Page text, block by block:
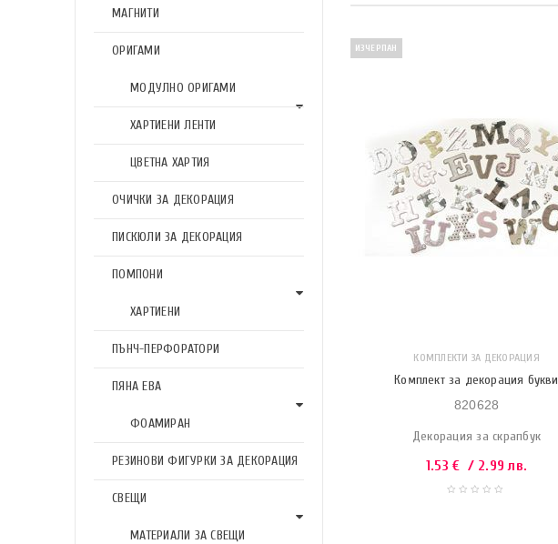
МАГНИТИ
ОРИГАМИ
МОДУЛНО ОРИГАМИ
ХАРТИЕНИ ЛЕНТИ
ЦВЕТНА ХАРТИЯ
ОЧИЧКИ ЗА ДЕКОРАЦИЯ
ПИСКЮЛИ ЗА ДЕКОРАЦИЯ
ПОМПОНИ
ХАРТИЕНИ
ПЪНЧ-ПЕРФОРАТОРИ
ПЯНА ЕВА
ФОАМИРАН
РЕЗИНОВИ ФИГУРКИ ЗА ДЕКОРАЦИЯ
СВЕЩИ
МАТЕРИАЛИ ЗА СВЕЩИ
ИЗЧЕРПАН
КОМПЛЕКТИ ЗА ДЕКОРАЦИЯ
Комплект за декорация букви
820628
Декорация за скрапбук
1.53€ / 2.99 лв.